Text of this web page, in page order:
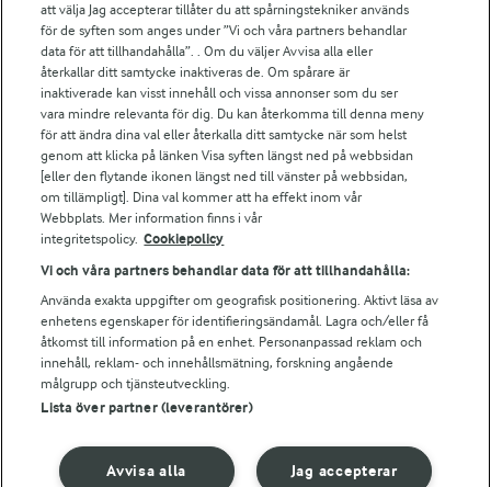
Arlas kundportal
Arla.com
Falbygdens Ost
Arla webbshop
Bildbank
Följ oss
© 2026 Arla Foods
Integritetspolicy
att välja Jag accepterar tillåter du att spårningstekniker används
för de syften som anges under ”Vi och våra partners behandlar
data för att tillhandahålla”. . Om du väljer Avvisa alla eller
återkallar ditt samtycke inaktiveras de. Om spårare är
inaktiverade kan visst innehåll och vissa annonser som du ser
vara mindre relevanta för dig. Du kan återkomma till denna meny
för att ändra dina val eller återkalla ditt samtycke när som helst
genom att klicka på länken Visa syften längst ned på webbsidan
[eller den flytande ikonen längst ned till vänster på webbsidan,
om tillämpligt]. Dina val kommer att ha effekt inom vår
Webbplats. Mer information finns i vår
integritetspolicy. Cookiepolicy
Vi och våra partners behandlar data för att tillhandahålla:
Använda exakta uppgifter om geografisk positionering. Aktivt läsa av
enhetens egenskaper för identifieringsändamål. Lagra och/eller få
åtkomst till information på en enhet. Personanpassad reklam och
innehåll, reklam- och innehållsmätning, forskning angående
målgrupp och tjänsteutveckling.
Lista över partner (leverantörer)
Jag accepterar
Avvisa alla